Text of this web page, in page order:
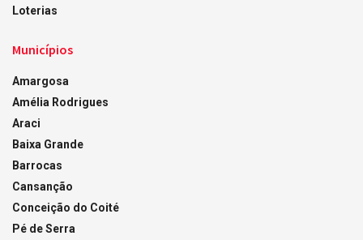
Loterias
Municípios
Amargosa
Amélia Rodrigues
Araci
Baixa Grande
Barrocas
Cansanção
Conceição do Coité
Pé de Serra